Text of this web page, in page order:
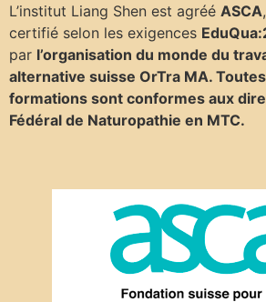
L’institut Liang Shen est agréé ASCA
certifié selon les exigences
par l’organisation du monde du
alternative suisse OrTra MA.
formations sont conformes aux
Fédéral de Naturopathie en MTC.